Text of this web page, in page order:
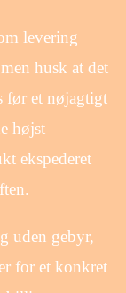
levering
husk at det
før et nøjagtigt
højst
ekspederet
uden gebyr,
for et konkret